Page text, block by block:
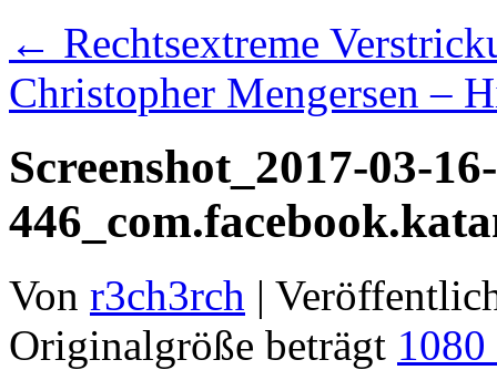
← Rechtsextreme
Christopher Mengersen –
Screenshot_2017-03-
Von r3ch3rch |
Originalgröße beträgt